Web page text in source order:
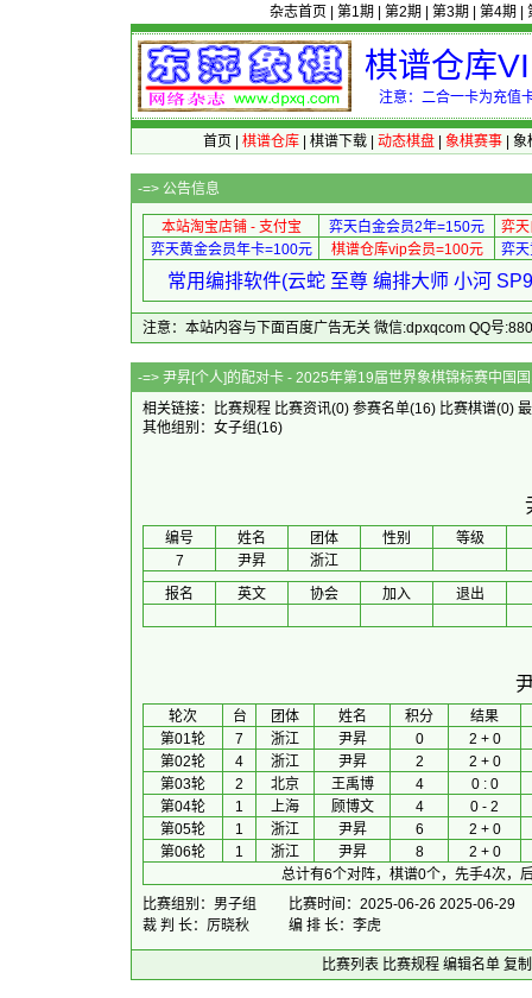
杂志首页 第1期 第2期 第3期 第4期
棋谱仓库
注意：二合一卡为充值
首页 棋谱仓库| 棋谱下载| 动态棋盘| 象棋赛事| 象
-=> 公告信息
本站淘宝店铺 - 支付宝 弈天白金会员2年=150元
弈
弈天黄金会员年卡=100元
棋谱仓库vip会员=100元 弈
常用编排软件(云蛇 至尊 编排大师 小河
注意：本站内容与下面百度广告无关 微信:dpxqcom QQ号
-=> 尹昇[个人]的配对卡 - 2025年第19届世界象
相关链接：
比赛规程 比赛资讯(0) 参赛名单(16) 比赛棋谱(0)
其他组别： 女子组(16)
编号 姓名 团体 性别
等级
7
尹昇
浙江
报名
英文 协会 加入 退出
轮次 台 团体 姓名 积分
结果
第01轮
7 浙江 尹昇 0
2 + 0
第02轮
4 浙江 尹昇 2
2 + 0
第03轮
2 北京 王禹博 4
0 : 0
第04轮
1 上海 顾博文 4
0 - 2
第05轮
1 浙江 尹昇 6
2 + 0
第06轮
1 浙江 尹昇 8
2 + 0
总计有6个对阵，棋谱0个，先手4次，
比赛组别：男子组
比赛时间：2025-06-26 2025-06-29
裁 判 长：厉晓秋
编 排 长：李虎
比赛列表 比赛规程 编辑名单 复